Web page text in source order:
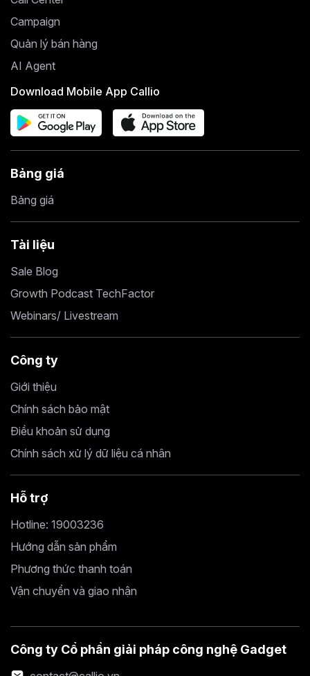
Campaign
Quản lý bán hàng
AI Agent
Download Mobile App Callio
Bảng giá
Bảng giá
Tài liệu
Sale Blog
Growth Podcast TechFactor
Webinars/ Livestream
Công ty
Giới thiệu
Chính sách bảo mật
Điều khoản sử dụng
Chính sách xử lý dữ liệu cá nhân
Hỗ trợ
Hotline: 19003236
Hướng dẫn sản phẩm
Phương thức thanh toán
Vận chuyển và giao nhận
Công ty Cổ phần giải pháp công nghệ Gadget